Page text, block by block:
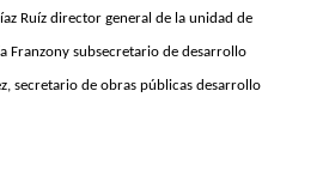
Ruíz director general de la unidad de
Franzony subsecretario de desarrollo
secretario de obras públicas desarrollo